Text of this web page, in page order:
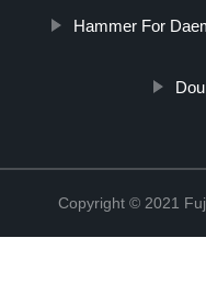
Hammer For
Copyright © 2021